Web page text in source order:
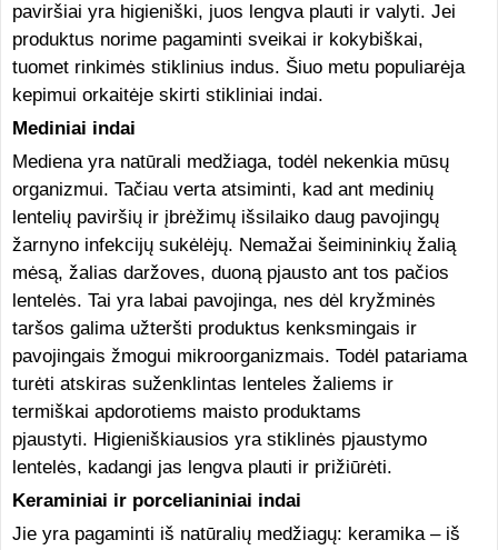
paviršiai yra higieniški, juos lengva plauti ir valyti. Jei
produktus norime pagaminti sveikai ir kokybiškai,
tuomet rinkimės stiklinius indus. Šiuo metu populiarėja
kepimui orkaitėje skirti stikliniai indai.
Mediniai indai
Mediena yra natūrali medžiaga, todėl nekenkia mūsų
organizmui. Tačiau verta atsiminti, kad ant medinių
lentelių paviršių ir įbrėžimų išsilaiko daug pavojingų
žarnyno infekcijų sukėlėjų. Nemažai šeimininkių žalią
mėsą, žalias daržoves, duoną pjausto ant tos pačios
lentelės. Tai yra labai pavojinga, nes dėl kryžminės
taršos galima užteršti produktus kenksmingais ir
pavojingais žmogui mikroorganizmais. Todėl patariama
turėti atskiras suženklintas lenteles žaliems ir
termiškai apdorotiems maisto produktams
pjaustyti. Higieniškiausios yra stiklinės pjaustymo
lentelės, kadangi jas lengva plauti ir prižiūrėti.
Keraminiai ir porcelianiniai indai
Jie yra pagaminti iš natūralių medžiagų: keramika – iš